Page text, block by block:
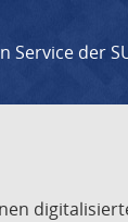
Service der